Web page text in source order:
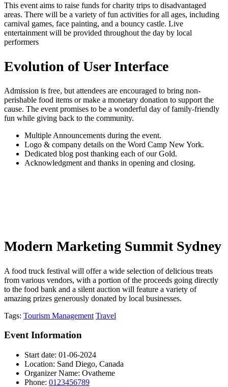
This event aims to raise funds for charity trips to disadvantaged
areas. There will be a variety of fun activities for all ages, including
carnival games, face painting, and a bouncy castle. Live
entertainment will be provided throughout the day by local
performers
Evolution of User Interface
Admission is free, but attendees are encouraged to bring non-
perishable food items or make a monetary donation to support the
cause. The event promises to be a wonderful day of family-friendly
fun while giving back to the community.
Multiple Announcements during the event.
Logo & company details on the Word Camp New York.
Dedicated blog post thanking each of our Gold.
Acknowledgment and thanks in opening and closing.
Modern Marketing Summit Sydney
A food truck festival will offer a wide selection of delicious treats
from various vendors, with a portion of the proceeds going directly
to the food bank and a silent auction will feature a variety of
amazing prizes generously donated by local businesses.
Tags: Tourism Management Travel
Event Information
Start date: 01-06-2024
Location: Sand Diego, Canada
Organizer Name: Ovatheme
Phone: 0123456789